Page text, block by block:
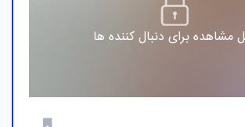
مشاهده برای دنبال کننده ها